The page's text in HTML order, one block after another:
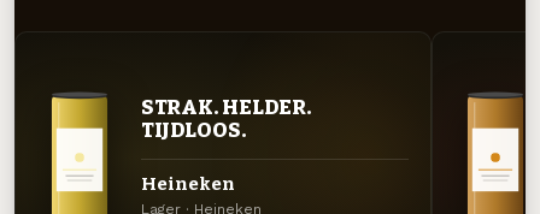
STRAK. HELDER.
TIJDLOOS.
Heineken
Lager · Heineken